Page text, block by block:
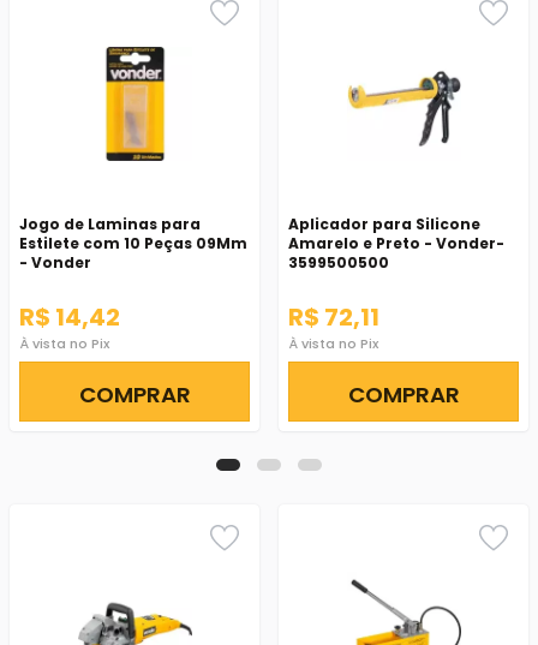
Jogo de Laminas para
Estilete com 10 Peças 09Mm
- Vonder
R$ 14,42
À vista no Pix
COMPRAR
Aplicador para Silicone
Amarelo e Preto - Vonder-
3599500500
R$ 72,11
À vista no Pix
COMPRAR